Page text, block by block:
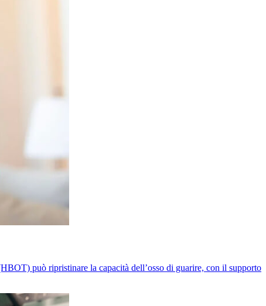
può ripristinare la capacità dell’osso di guarire, con il supporto